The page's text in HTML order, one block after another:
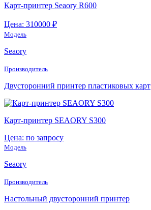
Карт-принтер Seaory R600
Цена: 310000 ₽
Модель
Seaory
Производитель
Двусторонний принтер пластиковых карт
Карт-принтер SEAORY S300
Цена: по запросу
Модель
Seaory
Производитель
Настольный двусторонний принтер